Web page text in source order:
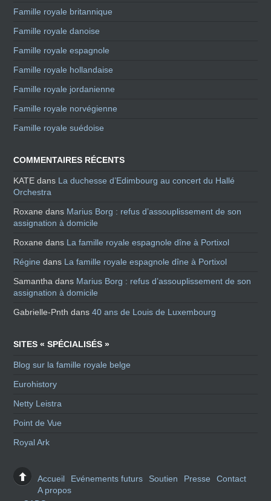
Famille royale britannique
Famille royale danoise
Famille royale espagnole
Famille royale hollandaise
Famille royale jordanienne
Famille royale norvégienne
Famille royale suédoise
COMMENTAIRES RÉCENTS
KATE dans La duchesse d’Edimbourg au concert du Hallé
Orchestra
Roxane dans Marius Borg : refus d’assouplissement de son
assignation à domicile
Roxane dans La famille royale espagnole dîne à Portixol
Régine dans La famille royale espagnole dîne à Portixol
Samantha dans Marius Borg : refus d’assouplissement de son
assignation à domicile
Gabrielle-Pnth dans40 ans de Louis de Luxembourg
SITES « SPÉCIALISÉS »
Blog sur la famille royale belge
Eurohistory
Netty Leistra
Point de Vue
Royal Ark
Accueil Evénements futurs Soutien Presse
Contact
A propos